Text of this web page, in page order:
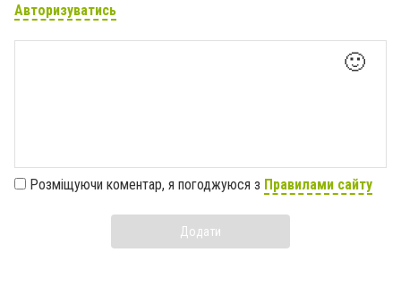
Авторизуватись
🙂
Розміщуючи коментар, я погоджуюся з Правилами сайту
Додати